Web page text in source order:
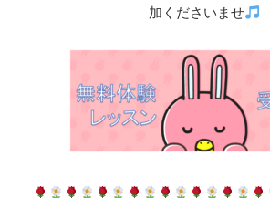
加くださいませ